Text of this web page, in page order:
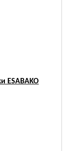
ESABAKO